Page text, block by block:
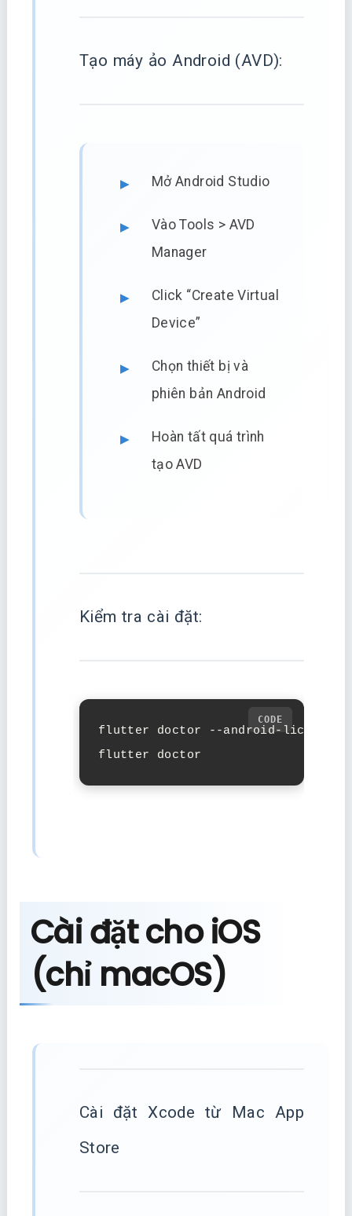
Tạo máy ảo Android (AVD):
Mở Android Studio
Vào Tools > AVD
Manager
Click “Create Virtual
Device”
Chọn thiết bị và
phiên bản Android
Hoàn tất quá trình
tạo AVD
Kiểm tra cài đặt:
flutter doctor --android-licenses
flutter doctor
Cài đặt cho iOS
(chỉ macOS)
Cài đặt Xcode từ Mac App
Store